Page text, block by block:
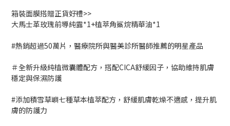
箱裝面膜搭贈正貨好禮>>
大馬士革玫瑰前導純露*1+植萃角鯊烷精華油*1
#熱銷超過50萬片，醫療院所與醫美診所醫師推薦的明星產品
＃全新升級純植微囊體配方，搭配CICA舒緩因子，協助維持肌膚
穩定與保濕防護
#添加積雪草嶼七種草本植萃配方，舒緩肌膚乾燥不適感，提升肌
膚的防護力